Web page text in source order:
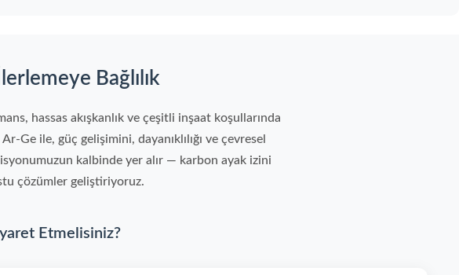
Bağlılık
hassas akışkanlık ve çeşitli inşaat koşullarında
Ge ile, güç gelişimini, dayanıklılığı ve çevresel
kalbinde yer alır — karbon ayak izini
çözümler geliştiriyoruz.
Etmelisiniz?